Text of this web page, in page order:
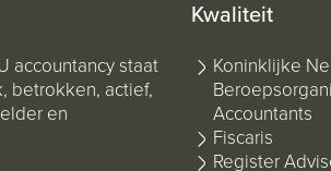
accountancy staat
betrokken, actief,
en
Kwaliteit
Koninklijke
Accountants
Fiscaris
Register